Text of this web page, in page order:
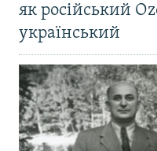
як російський
український